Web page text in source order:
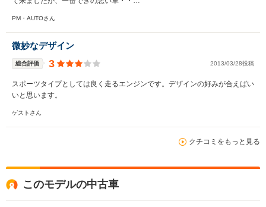
PM・AUTOさん
微妙なデザイン
総合評価 3 2013/03/28投稿
スポーツタイプとしては良く走るエンジンです。デザインの好みが合えばい
いと思います。
ゲストさん
クチコミをもっと見る
このモデルの中古車